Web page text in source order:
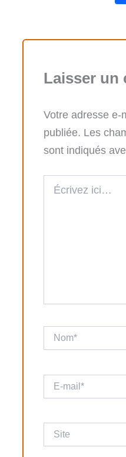
Laisser un
Votre adresse e-
publiée. Les
sont indiqués
ici…
mail*